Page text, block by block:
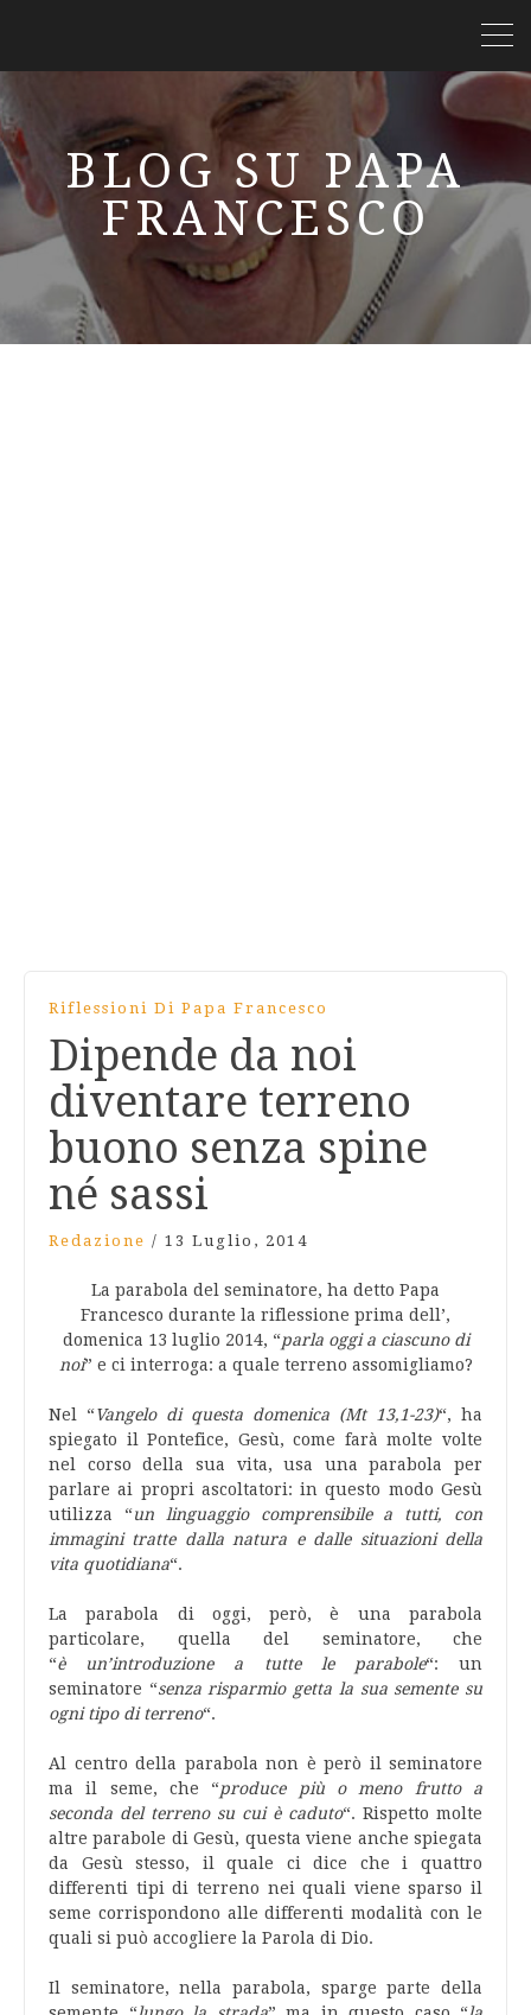
BLOG SU PAPA
FRANCESCO
Riflessioni Di Papa Francesco
Dipende da noi
diventare terreno
buono senza spine
né sassi
Redazione / 13 Luglio, 2014
La parabola del seminatore, ha detto Papa
Francesco durante la riflessione prima dell’,
domenica 13 luglio 2014, “parla oggi a ciascuno di
noi” e ci interroga: a quale terreno assomigliamo?
Nel “Vangelo di questa domenica (Mt 13,1-23)“, ha
spiegato il Pontefice, Gesù, come farà molte volte
nel corso della sua vita, usa una parabola per
parlare ai propri ascoltatori: in questo modo Gesù
utilizza “un linguaggio comprensibile a tutti, con
immagini tratte dalla natura e dalle situazioni della
vita quotidiana“.
La parabola di oggi, però, è una parabola
particolare, quella del seminatore, che
“è un’introduzione a tutte le parabole“: un
seminatore “senza risparmio getta la sua semente su
ogni tipo di terreno“.
Al centro della parabola non è però il seminatore
ma il seme, che “produce più o meno frutto a
seconda del terreno su cui è caduto“. Rispetto molte
altre parabole di Gesù, questa viene anche spiegata
da Gesù stesso, il quale ci dice che i quattro
differenti tipi di terreno nei quali viene sparso il
seme corrispondono alle differenti modalità con le
quali si può accogliere la Parola di Dio.
Il seminatore, nella parabola, sparge parte della